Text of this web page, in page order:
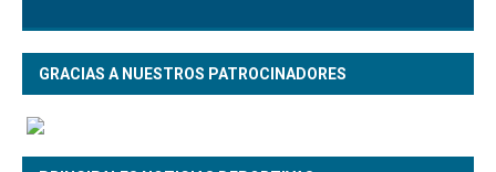
GRACIAS A NUESTROS PATROCINADORES